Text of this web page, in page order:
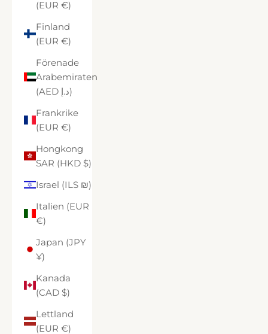
(EUR €)
Finland
(EUR €)
Förenade
Arabemiraten
(AED د.إ)
Frankrike
(EUR €)
Hongkong
SAR (HKD $)
Israel (ILS ₪)
Italien (EUR
€)
Japan (JPY
¥)
Kanada
(CAD $)
Lettland
(EUR €)